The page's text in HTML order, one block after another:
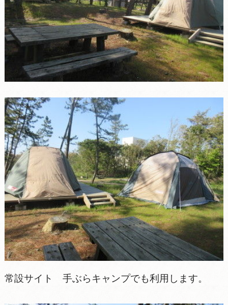
常設サイト 手ぶらキャンプでも利用します。